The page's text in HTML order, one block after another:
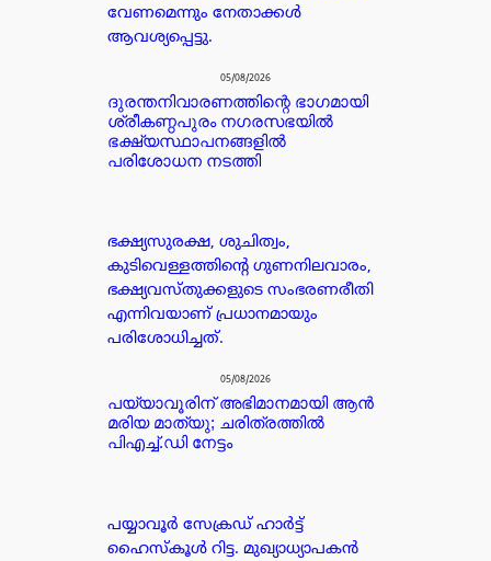
വേണമെന്നും നേതാക്കൾ
ആവശ്യപ്പെട്ടു.
05/08/2026
ദുരന്തനിവാരണത്തിന്റെ ഭാഗമായി
ശ്രീകണ്ഠപുരം നഗരസഭയിൽ
ഭക്ഷ്യസ്ഥാപനങ്ങളിൽ
പരിശോധന നടത്തി
ഭക്ഷ്യസുരക്ഷ, ശുചിത്വം,
കുടിവെള്ളത്തിന്റെ ഗുണനിലവാരം,
ഭക്ഷ്യവസ്തുക്കളുടെ സംഭരണരീതി
എന്നിവയാണ് പ്രധാനമായും
പരിശോധിച്ചത്.
05/08/2026
പയ്യാവൂരിന് അഭിമാനമായി ആൻ
മരിയ മാത്യു; ചരിത്രത്തിൽ
പിഎച്ച്.ഡി നേട്ടം
പയ്യാവൂർ സേക്രഡ് ഹാർട്ട്
ഹൈസ്കൂൾ റിട്ട. മുഖ്യാധ്യാപകൻ